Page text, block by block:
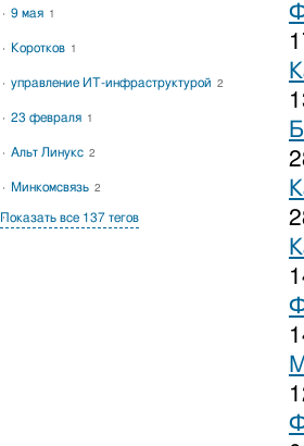
9 мая 1
Коротков 1
управление ИТ-инфраструктурой 2
23 февраля 1
Альт Линукс 2
Минкомсвязь 2
Показать все 137 тегов